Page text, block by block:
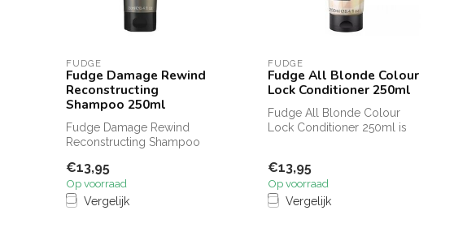
FUDGE
Fudge Damage Rewind
Reconstructing
Shampoo 250ml
Fudge Damage Rewind
Reconstructing Shampoo
beschadigt h...
€13,95
Op voorraad
Vergelijk
FUDGE
Fudge All Blonde Colour
Lock Conditioner 250ml
Fudge All Blonde Colour
Lock Conditioner 250ml is
€13,95
Op voorraad
Vergelijk